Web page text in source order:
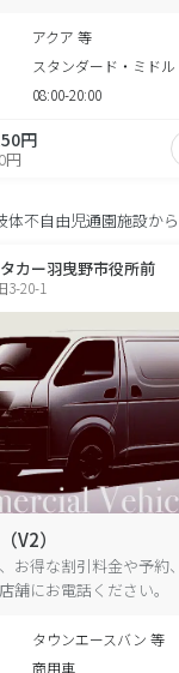
アクア 等
スタンダード・ミドル
08:00-20:00
円
円
体不自由児通園施設から
カー羽曳野市役所前
3-20-1
V2）
お得な割引料金や予約
舗にお電話ください。
タウンエースバン 等
商用車